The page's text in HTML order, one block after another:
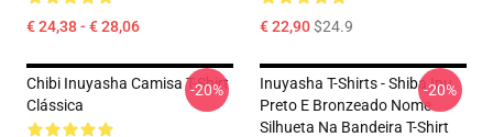
€ 24,38 - € 28,06 € 22,90$24.9
Chibi Inuyasha Camisa T-Shirt
Clássica
-20%
Inuyasha T-Shirts - Shiba Inu
Preto E Bronzeado Nome
Silhueta Na Bandeira T-Shirt
-20%